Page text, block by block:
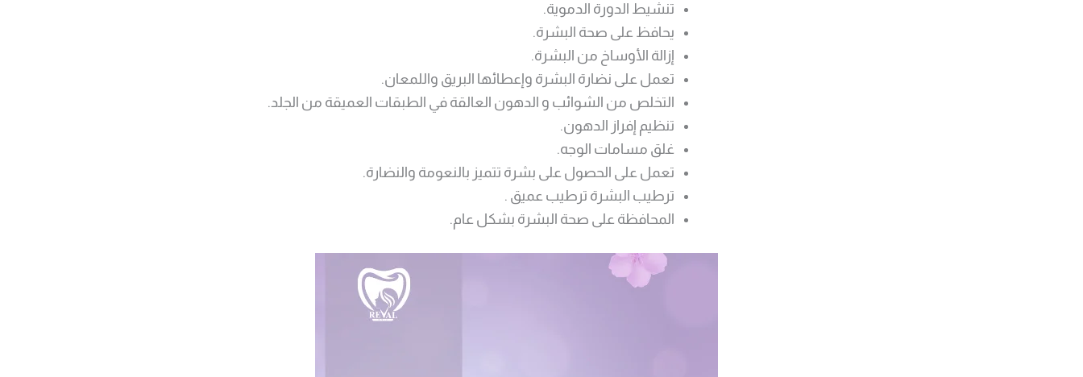
تنشيط الدورة الدموية.
يحافظ على صحة البشرة.
إزالة الأوساخ من البشرة.
تعمل على نضارة البشرة وإعطائها البريق واللمعان.
التخلص من الشوائب و الدهون العالقة في الطبقات العميقة من الجلد.
تنظيم إفراز الدهون.
غلق مسامات الوجه.
تعمل على الحصول على بشرة تتميز بالنعومة والنضارة.
ترطيب البشرة ترطيب عميق .
المحافظة على صحة البشرة بشكل عام.